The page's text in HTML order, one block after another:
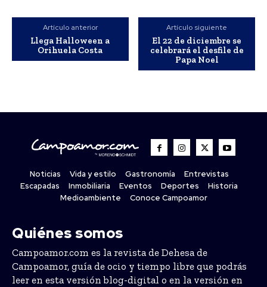
Artículo anterior
Llega Halloween a
Orihuela Costa
Artículo siguiente
El 22 de diciembre se
celebrará el desfile de
Papa Noel
Noticias Vida y estilo Gastronomía
Entrevistas
Escapadas
Inmobiliaria Eventos Deportes
Historia
Medioambiente
Conoce Campoamor
Quiénes somos
Campoamor.com es la revista de Dehesa de
Campoamor, guía de ocio y tiempo libre que podrás
leer en esta versión blog-digital o en la versión en